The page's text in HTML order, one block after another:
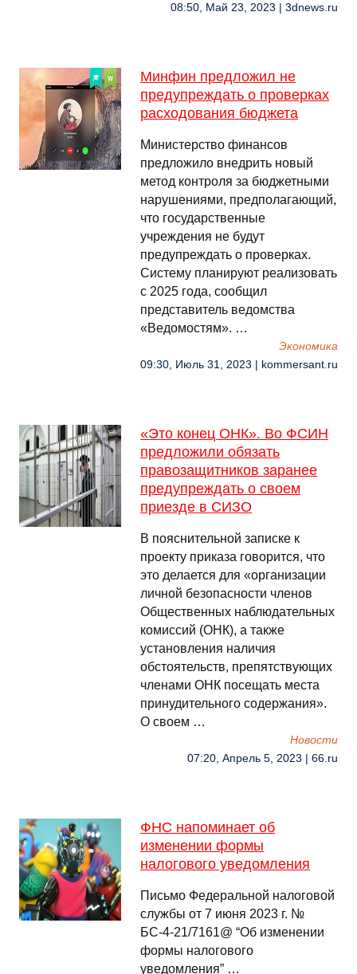
08:50, Май 23, 2023 | 3dnews.ru
Минфин предложил не
предупреждать о проверках
расходования бюджета
Министерство финансов
предложило внедрить новый
метод контроля за бюджетными
нарушениями, предполагающий,
что государственные
учреждения не будут
предупреждать о проверках.
Систему планируют реализовать
с 2025 года, сообщил
представитель ведомства
«Ведомостям». …
Экономика
09:30, Июль 31, 2023 | kommersant.ru
«Это конец ОНК». Во ФСИН
предложили обязать
правозащитников заранее
предупреждать о своем
приезде в СИЗО
В пояснительной записке к
проекту приказа говорится, что
это делается для «организации
личной безопасности членов
Общественных наблюдательных
комиссий (ОНК), а также
установления наличия
обстоятельств, препятствующих
членами ОНК посещать места
принудительного содержания».
О своем …
Новости
07:20, Апрель 5, 2023 | 66.ru
ФНС напоминает об
изменении формы
налогового уведомления
Письмо Федеральной налоговой
службы от 7 июня 2023 г. №
БС-4-21/7161@ “Об изменении
формы налогового
уведомления” …